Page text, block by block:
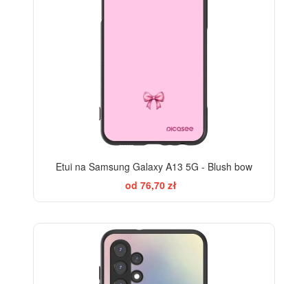
Etui na Samsung Galaxy A13 5G - Blush bow
od 76,70 zł